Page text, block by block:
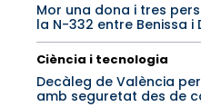
Mor una dona i tres
la N-332 entre Benissa i
Ciència i tecnologia
Decàleg de València
amb seguretat des de